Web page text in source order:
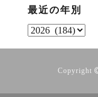
最近の年別
Copyright